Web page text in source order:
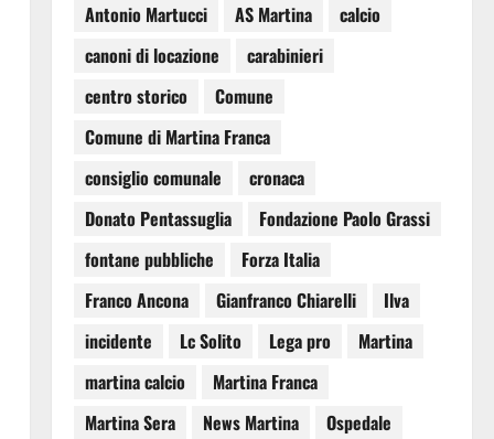
Antonio Martucci
AS Martina
calcio
canoni di locazione
carabinieri
centro storico
Comune
Comune di Martina Franca
consiglio comunale
cronaca
Donato Pentassuglia
Fondazione Paolo Grassi
fontane pubbliche
Forza Italia
Franco Ancona
Gianfranco Chiarelli
Ilva
incidente
Lc Solito Lega pro
Martina
martina calcio
Martina Franca
Martina Sera
News Martina
Ospedale